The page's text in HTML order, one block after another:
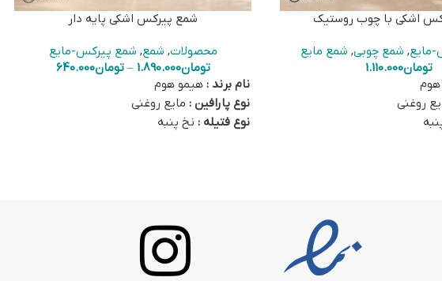
اشکی با چوب روستیک
مایع, شمع چوبی, شمع مایع
تومان1.110.000
روغنی
دو عدد سرفتیله شیشه‌ای،
دو عدد روغن 100 سی‌سی بیرنگ به همراه سری
کلیک
شمع پیرکس اشکی پایه دار
محصولات, شمع, شمع پیرکس-مایع
تومان1.890.000
– تومان640.000
نام برند : هیمو هوم
نوع پارافین : مایع روغنی
نوع فتیله : نخ پنبه
بیرنگ به همراه سری آسانریز نیز ارسال می‌شود.
برای خرید سوخت روغنی رنگی بر روی
کلیک کنید.